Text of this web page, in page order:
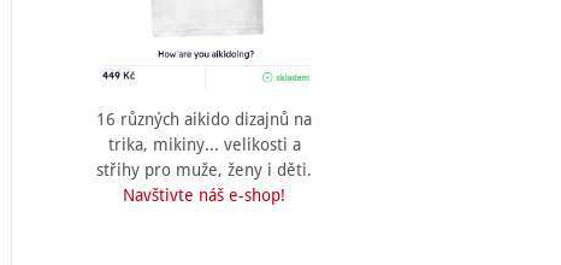
16 různých aikido dizajnů na
trika, mikiny... velikosti a
střihy pro muže, ženy i děti.
Navštivte náš e-shop!